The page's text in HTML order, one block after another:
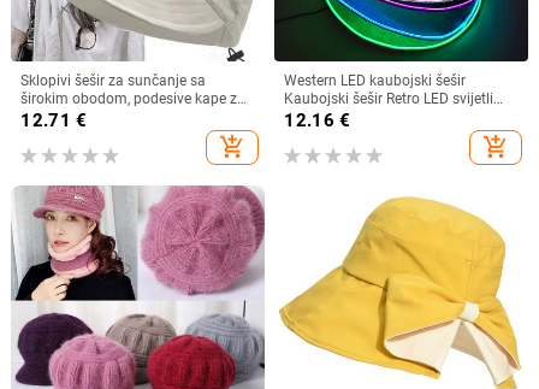
Sklopivi šešir za sunčanje sa
širokim obodom, podesive kape za
muškarce, žene, šeširi za plažu,
ljetni brzosušeći viziri, ribarska kapa
12.71 €
add_shopping_cart
Western LED kaubojski šešir
Kaubojski šešir Retro LED svijetli
obod Jazz cilindar Svjetleći
mladenkin šešir Cosplay kostim
Kaubojsko odijelo za žene
12.16 €
add_shopping_cart